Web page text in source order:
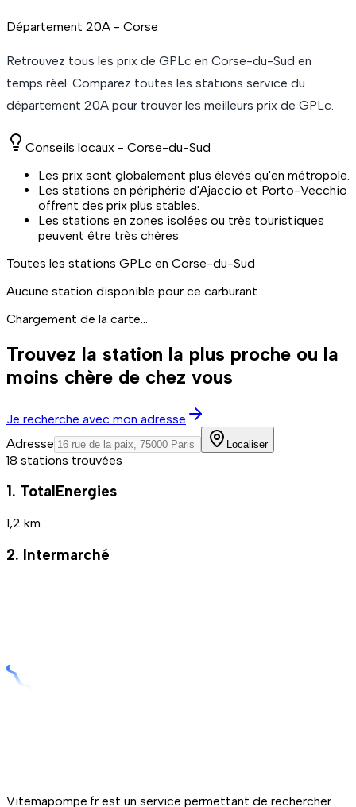
Département 20A - Corse
Retrouvez tous les prix de GPLc en Corse-du-Sud en
temps réel. Comparez toutes les stations service du
département 20A pour trouver les meilleurs prix de GPLc.
Conseils locaux - Corse-du-Sud
Les prix sont globalement plus élevés qu'en métropole.
Les stations en périphérie d'Ajaccio et Porto-Vecchio
offrent des prix plus stables.
Les stations en zones isolées ou très touristiques
peuvent être très chères.
Toutes les stations GPLc en Corse-du-Sud
Aucune station disponible pour ce carburant.
Chargement de la carte...
Trouvez la station la plus proche ou la
moins chère de chez vous
Je recherche avec mon adresse
Adresse
Localiser
18 stations trouvées
1. TotalEnergies
1,2 km
2. Intermarché
Vitemapompe.fr est un service permettant de rechercher